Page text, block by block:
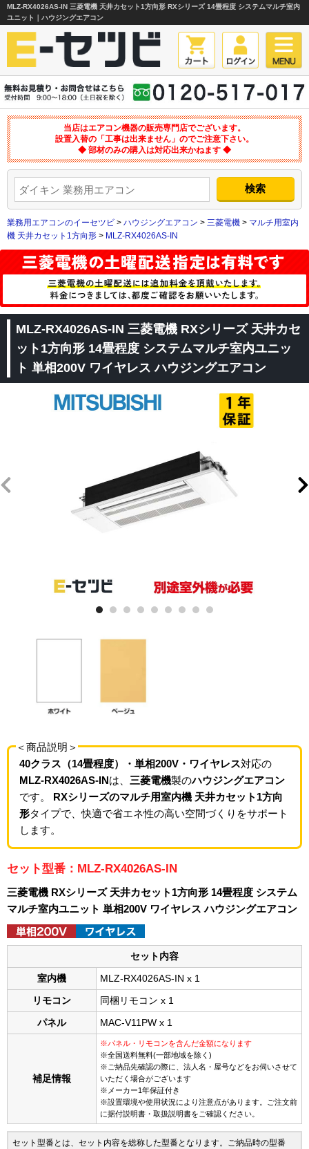
MLZ-RX4026AS-IN 三菱電機 天井カセット1方向形 RXシリーズ 14畳程度 システムマルチ室内
ユニット｜ハウジングエアコン
当店はエアコン機器の販売専門店でございます。
設置入替の「工事は出来ません」のでご注意下さい。
◆ 部材のみの購入は対応出来かねます ◆
業務用エアコンのイーセツビ > ハウジングエアコン > 三菱電機 > マルチ用室内
機 天井カセット1方向形 > MLZ-RX4026AS-IN
MLZ-RX4026AS-IN 三菱電機 RXシリーズ 天井カセ
ット1方向形 14畳程度 システムマルチ室内ユニッ
ト 単相200V ワイヤレス ハウジングエアコン
＜商品説明＞
40クラス（14畳程度）・単相200V・ワイヤレス対応の
MLZ-RX4026AS-INは、 三菱電機製のハウジングエアコン
です。 RXシリーズのマルチ用室内機 天井カセット1方向
形タイプで、快適で省エネ性の高い空間づくりをサポート
します。
セット型番：MLZ-RX4026AS-IN
三菱電機 RXシリーズ 天井カセット1方向形 14畳程度 システム
マルチ室内ユニット 単相200V ワイヤレス ハウジングエアコン
セット内容
室内機 MLZ-RX4026AS-IN x 1
リモコン 同梱リモコン x 1
パネル MAC-V11PW x 1
補足情報
※パネル・リモコンを含んだ金額になります
※全国送料無料(一部地域を除く)
※ご納品先確認の際に、法人名・屋号などをお伺いさせて
いただく場合がございます
※メーカー1年保証付き
※設置環境や使用状況により注意点があります。ご注文前
に据付説明書・取扱説明書をご確認ください。
セット型番とは、セット内容を総称した型番となります。ご納品時の型番